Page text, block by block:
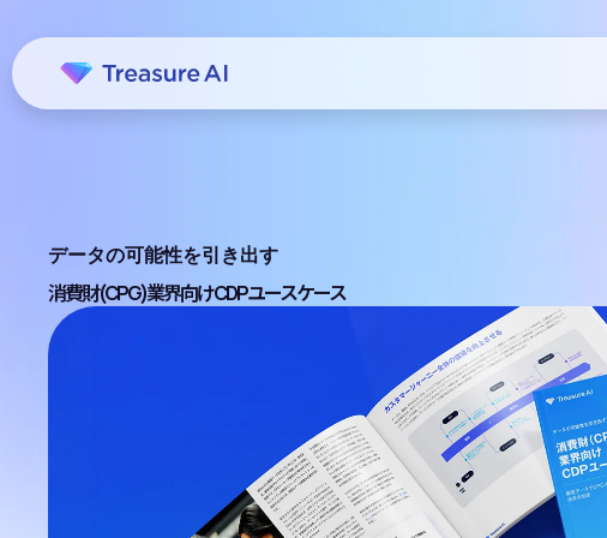
データの可能性を引き出す
消費財(CPG)業界向けCDPユースケース